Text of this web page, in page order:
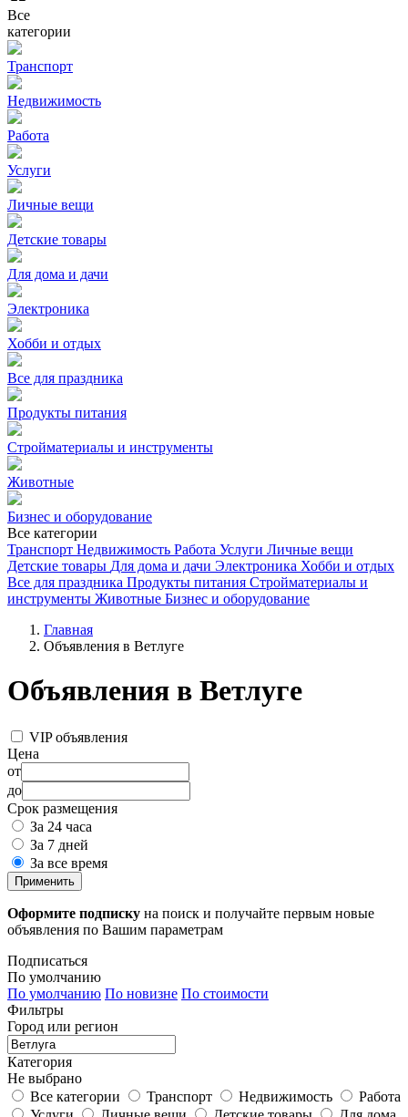
Все
категории
Транспорт
Недвижимость
Работа
Услуги
Личные вещи
Детские товары
Для дома и дачи
Электроника
Хобби и отдых
Все для праздника
Продукты питания
Стройматериалы и инструменты
Животные
Бизнес и оборудование
Все категории
Транспорт Недвижимость Работа Услуги Личные вещи
Детские товары Для дома и дачи Электроника Хобби и отдых
Все для праздника Продукты питания Стройматериалы и
инструменты Животные Бизнес и оборудование
Главная
Объявления в Ветлуге
Объявления в Ветлуге
VIP объявления
Цена
от
до
Срок размещения
За 24 часа
За 7 дней
За все время
Применить
Оформите подписку на поиск и получайте первым новые
объявления по Вашим параметрам
Подписаться
По умолчанию
По умолчанию По новизне По стоимости
Фильтры
Город или регион
Категория
Не выбрано
Все категории
Транспорт Недвижимость
Работа